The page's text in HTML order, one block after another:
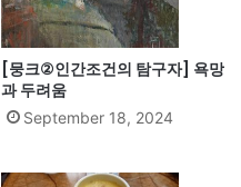
[뭉크②인간조건의 탐구자] 욕망
과 두려움
September 18, 2024